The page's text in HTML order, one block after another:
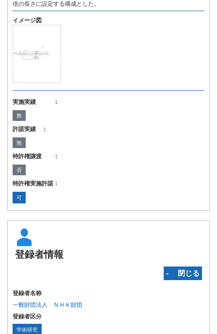
倍の長さに設定する構成とした。
イメージ図
実施実績 ：
無
許諾実績 ：
無
特許権譲渡 ：
否
特許権実施許諾：
可
登録者情報
‐ 閉じる
登録者名称
一般財団法人 ＮＨＫ財団
登録者区分
学術研究